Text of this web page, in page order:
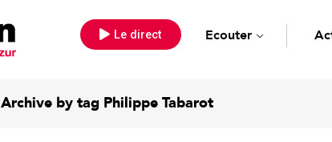
Le direct Ecouter
Archive by tag Philippe Tabarot